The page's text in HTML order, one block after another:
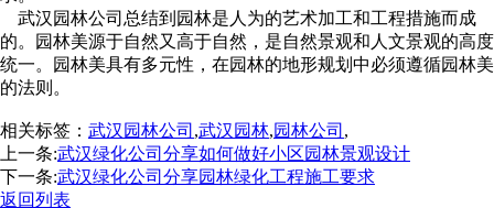
武汉园林公司总结到园林是人为的艺术加工和工程措施而成
的。园林美源于自然又高于自然，是自然景观和人文景观的高度
统一。园林美具有多元性，在园林的地形规划中必须遵循园林美
的法则。
相关标签： 武汉园林公司 ,武汉园林,园林公司 ,
上一条:武汉绿化公司分享如何做好小区园林景观设计
下一条:武汉绿化公司分享园林绿化工程施工要求
返回列表